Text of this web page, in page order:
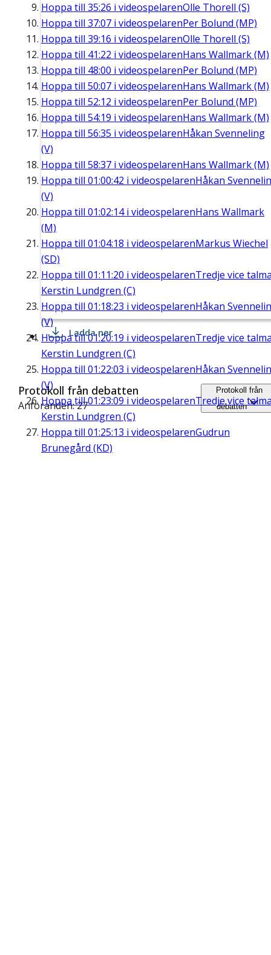
Hoppa till 35:26 i videospelarenOlle Thorell (S)
Hoppa till 37:07 i videospelarenPer Bolund (MP)
Hoppa till 39:16 i videospelarenOlle Thorell (S)
Hoppa till 41:22 i videospelarenHans Wallmark (M)
Hoppa till 48:00 i videospelarenPer Bolund (MP)
Hoppa till 50:07 i videospelarenHans Wallmark (M)
Hoppa till 52:12 i videospelarenPer Bolund (MP)
Hoppa till 54:19 i videospelarenHans Wallmark (M)
Hoppa till 56:35 i videospelarenHåkan Svenneling
(V)
Hoppa till 58:37 i videospelarenHans Wallmark (M)
Hoppa till 01:00:42 i videospelarenHåkan
(V)
Hoppa till 01:02:14i videospelarenHans Wallmark
(M)
Hoppa till 01:04:18 i videospelarenMarkus Wiechel
(SD)
Hoppa till 01:11:20 i videospelarenTredje vice
Kerstin Lundgren (C)
Hoppa till 01:18:23 i videospelarenHåkan
(V)
Hoppa till01:20:19 i videospelarenTredje vice
Kerstin Lundgren (C)
Hoppa till 01:22:03 i videospelarenHåkan
(V)
Hoppa till01:23:09 i videospelarenTredje vice
Kerstin Lundgren (C)
Hoppa till 01:25:13 i videospelarenGudrun
Brunegård (KD)
Ladda ner
Protokoll från debatten
Anföranden: 27
Protokoll från
debatten